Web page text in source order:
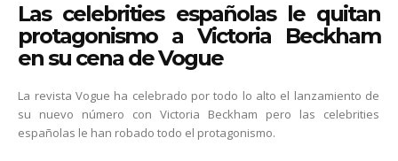
Las celebrities españolas le quitan
protagonismo a Victoria Beckham
en su cena de Vogue
La revista Vogue ha celebrado por todo lo alto el lanzamiento de
su nuevo número con Victoria Beckham pero las celebrities
españolas le han robado todo el protagonismo.